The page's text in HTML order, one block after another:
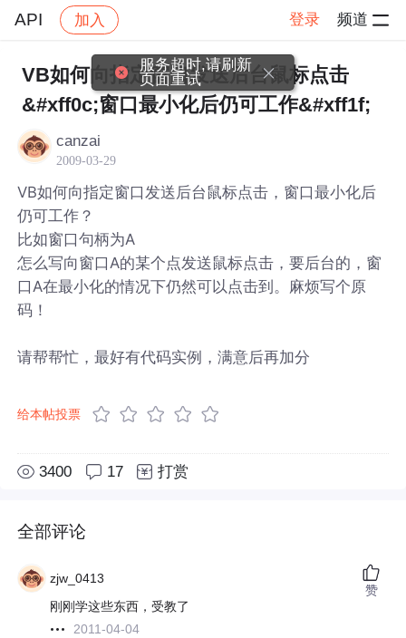
API 加入 登录 频道
社区 API 帖子详情
VB如何向指定窗口发送后台鼠标点击
&#xff0c;窗口最小化后仍可工作&#xff1f;
canzai
2009-03-29
VB如何向指定窗口发送后台鼠标点击，窗口最小化后
仍可工作？
比如窗口句柄为A
怎么写向窗口A的某个点发送鼠标点击，要后台的，窗
口A在最小化的情况下仍然可以点击到。麻烦写个原
码！
请帮帮忙，最好有代码实例，满意后再加分
给本帖投票
3400 17 打赏
全部评论
zjw_0413
刚刚学这些东西，受教了
2011-04-04
赞
服务超时,请刷新
页面重试